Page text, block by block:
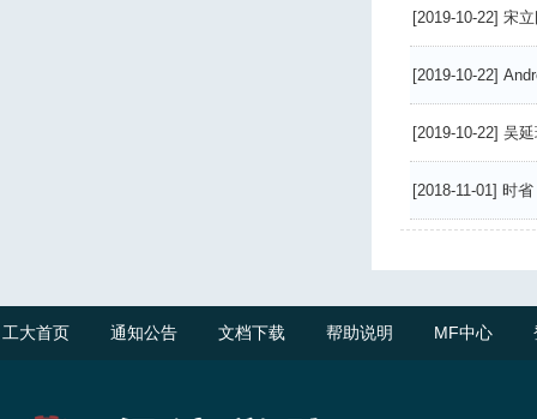
[2019-10-22] 宋
[2019-10-22]
[2019-10-22] 吴
[2018-11-01] 时
工大首页 通知公告 文档下载 帮助说明 MF中心